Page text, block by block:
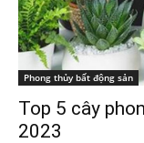
Phong thủy bất động sản
Top 5 cây
2023